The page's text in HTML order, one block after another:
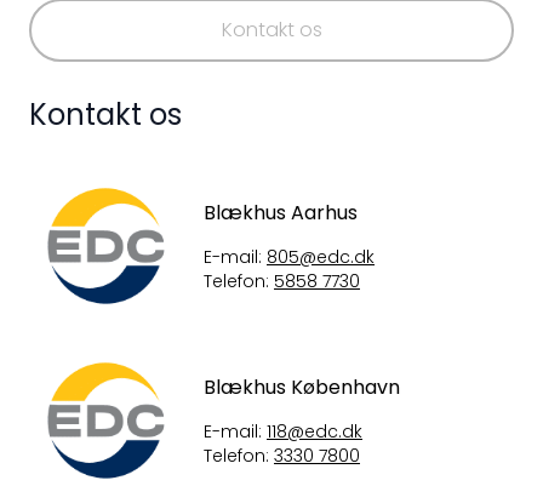
Kontakt os
Kontakt os
Blækhus Aarhus
E-mail: 805@edc.dk
Telefon: 5858 7730
Blækhus København
E-mail: 118@edc.dk
Telefon: 3330 7800